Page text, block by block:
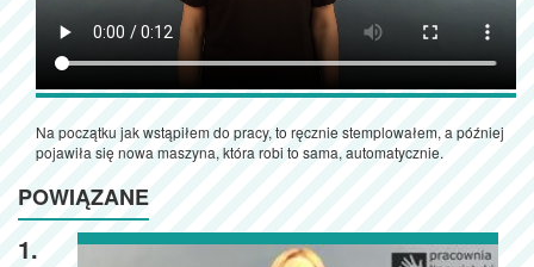
Na początku jak wstąpiłem do pracy, to ręcznie stemplowałem, a później
pojawiła się nowa maszyna, która robi to sama, automatycznie.
POWIĄZANE
1.